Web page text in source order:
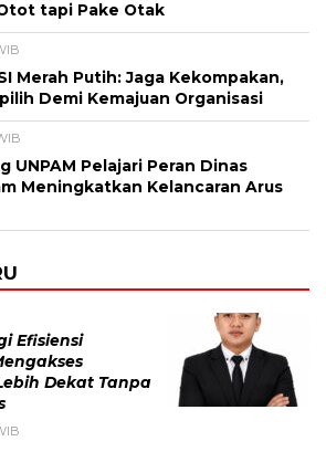
tapi Pake Otak
Merah Putih: Jaga Kekompakan,
Demi Kemajuan Organisasi
UNPAM Pelajari Peran Dinas
Meningkatkan Kelancaran Arus
Efisiensi
Dekat Tanpa